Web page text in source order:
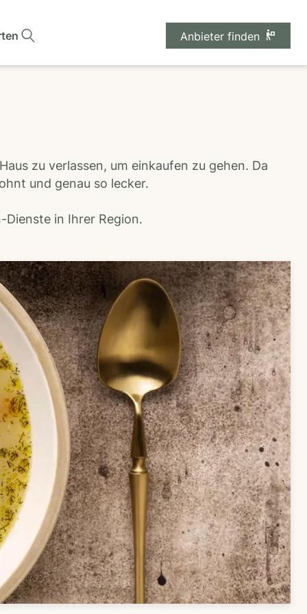
Anbieter finden
zu verlassen, um einkaufen zu gehen. Da
und genau so lecker.
Dienste in Ihrer Region.